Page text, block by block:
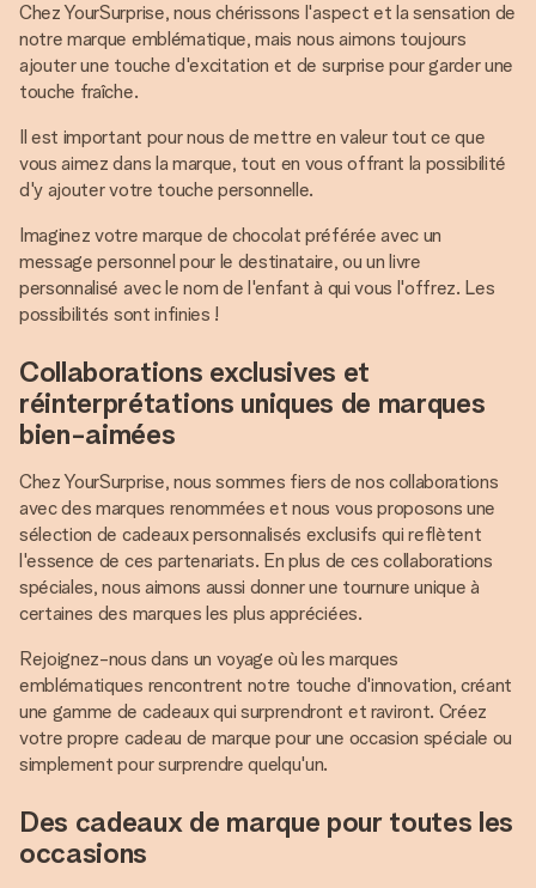
Chez YourSurprise, nous chérissons l'aspect et la sensation de
notre marque emblématique, mais nous aimons toujours
ajouter une touche d'excitation et de surprise pour garder une
touche fraîche.
Il est important pour nous de mettre en valeur tout ce que
vous aimez dans la marque, tout en vous offrant la possibilité
d'y ajouter votre touche personnelle.
Imaginez votre marque de chocolat préférée avec un
message personnel pour le destinataire, ou un livre
personnalisé avec le nom de l'enfant à qui vous l'offrez. Les
possibilités sont infinies !
Collaborations exclusives et
réinterprétations uniques de marques
bien-aimées
Chez YourSurprise, nous sommes fiers de nos collaborations
avec des marques renommées et nous vous proposons une
sélection de cadeaux personnalisés exclusifs qui reflètent
l'essence de ces partenariats. En plus de ces collaborations
spéciales, nous aimons aussi donner une tournure unique à
certaines des marques les plus appréciées.
Rejoignez-nous dans un voyage où les marques
emblématiques rencontrent notre touche d'innovation, créant
une gamme de cadeaux qui surprendront et raviront. Créez
votre propre cadeau de marque pour une occasion spéciale ou
simplement pour surprendre quelqu'un.
Des cadeaux de marque pour toutes les
occasions